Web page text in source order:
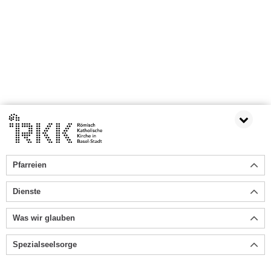
Pfarreien
Dienste
Was wir glauben
Spezialseelsorge